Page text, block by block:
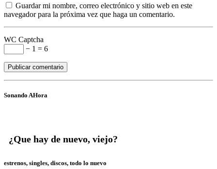
Guardar mi nombre, correo electrónico y sitio web en este
navegador para la próxima vez que haga un comentario.
WC Captcha
− 1 = 6
Sonando AHora
¿Que hay de nuevo, viejo?
estrenos, singles, discos, todo lo nuevo